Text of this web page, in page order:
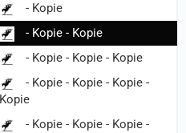
- Kopie
- Kopie - Kopie
- Kopie - Kopie - Kopie
- Kopie - Kopie - Kopie -
Kopie
- Kopie - Kopie - Kopie -